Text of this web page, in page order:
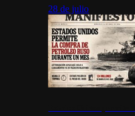
28 de julio